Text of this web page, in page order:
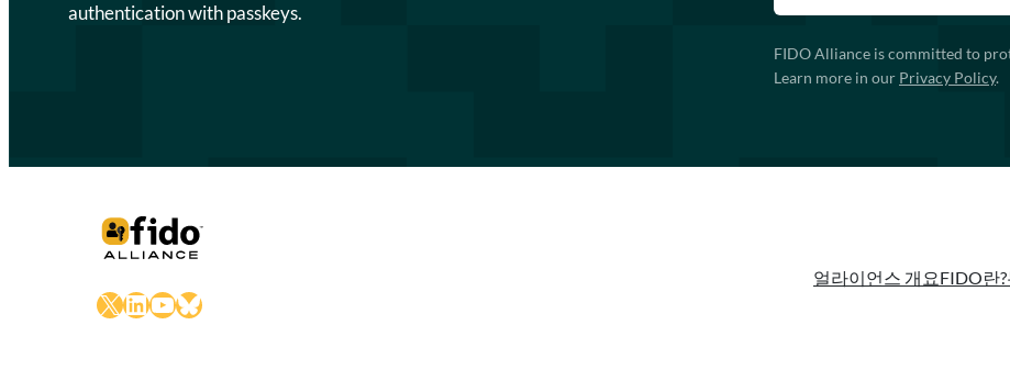
authentication with passkeys.
FIDO Alliance is committed to
Learn more in our Privacy Policy.
X LinkedIn
YouTube
Bluesky
얼라이언스 개요FIDO란?